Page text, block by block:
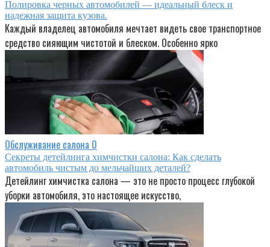
Полировка черных автомобилей — идеальный блеск и
надежная защита кузова.
Каждый владелец автомобиля мечтает видеть свое транспортное
средство сияющим чистотой и блеском. Особенно ярко
Обслуживание салона 0
Секреты детейлинга химчистки салона: Как сделать
автомобиль чистым до мельчайших деталей?
Детейлинг химчистка салона — это не просто процесс глубокой
уборки автомобиля, это настоящее искусство,